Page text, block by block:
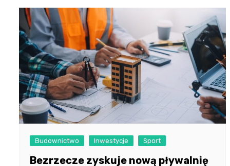
Budownictwo Inwestycje Sport
Bezrzecze zyskuje nową pływalnię